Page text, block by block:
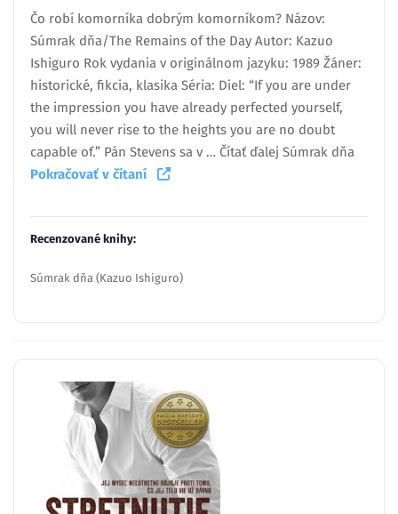
Čo robí komorníka dobrým komorníkom? Názov:
Súmrak dňa/The Remains of the Day Autor: Kazuo
Ishiguro Rok vydania v originálnom jazyku: 1989 Žáner:
historické, fikcia, klasika Séria: Diel: “If you are under
the impression you have already perfected yourself,
you will never rise to the heights you are no doubt
capable of.” Pán Stevens sa v … Čítať ďalej Súmrak dňa
Pokračovať v čítaní
Recenzované knihy:
Súmrak dňa (Kazuo Ishiguro)